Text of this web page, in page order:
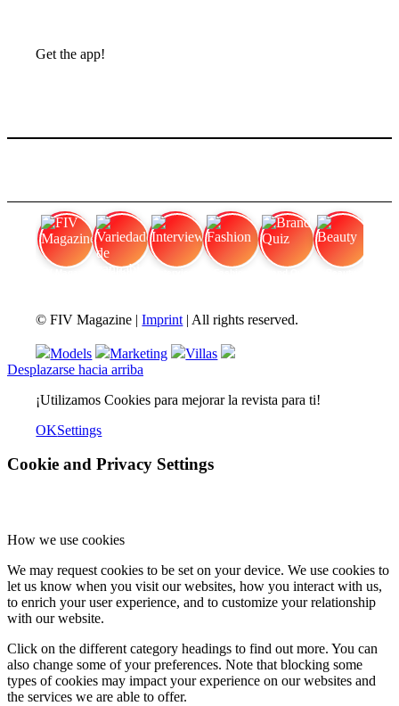
Get the app!
© FIV Magazine |Imprint | All rights reserved.
Models Marketing
Villas
Desplazarse hacia arriba
¡Utilizamos Cookies para mejorar la revista para ti!
OKSettings
Cookie and Privacy Settings
How we use cookies
We may request cookies to be set on your device. We use cookies to
let us know when you visit our websites, how you interact with us,
to enrich your user experience, and to customize your relationship
with our website.
Click on the different category headings to find out more. You can
also change some of your preferences. Note that blocking some
types of cookies may impact your experience on our websites and
the services we are able to offer.